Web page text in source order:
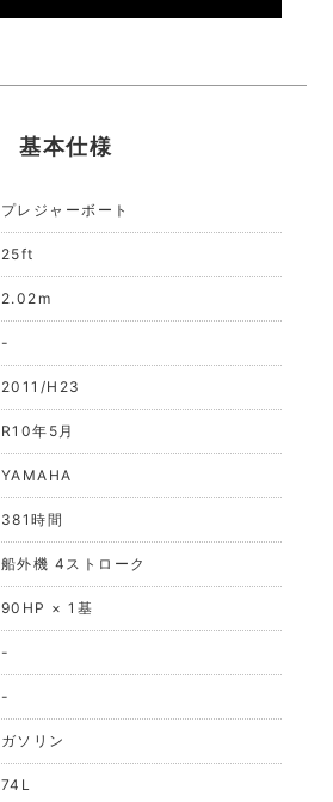
基本仕様
プレジャーボート
25ft
2.02m
-
2011/H23
R10年5月
YAMAHA
381時間
船外機 4ストローク
90HP × 1基
-
-
ガソリン
74L